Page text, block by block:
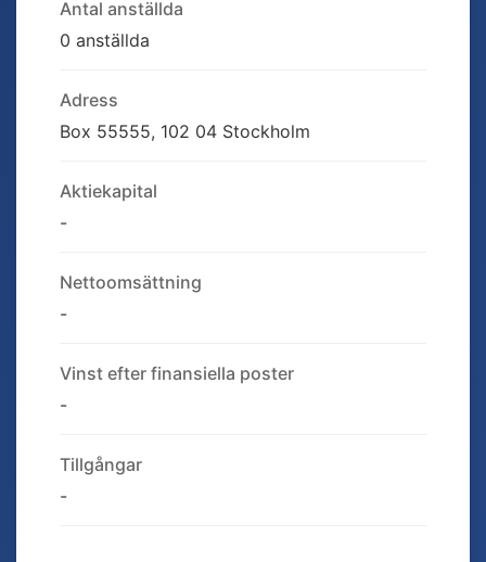
Antal anställda
0 anställda
Adress
Box 55555, 102 04 Stockholm
Aktiekapital
-
Nettoomsättning
-
Vinst efter finansiella poster
-
Tillgångar
-